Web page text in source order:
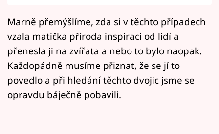
Mámy sobě
Přihlášení
Sledujte nás
Marně přemýšlíme, zda si v těchto případech
vzala matička příroda inspiraci od lidí a
přenesla ji na zvířata a nebo to bylo naopak.
Každopádně musíme přiznat, že se jí to
povedlo a při hledání těchto dvojic jsme se
opravdu báječně pobavili.